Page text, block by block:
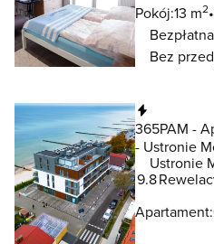
Pokój:13 m2
Bez
365PAM -
- Ustronie
Ustronie
9.8
Apartament: